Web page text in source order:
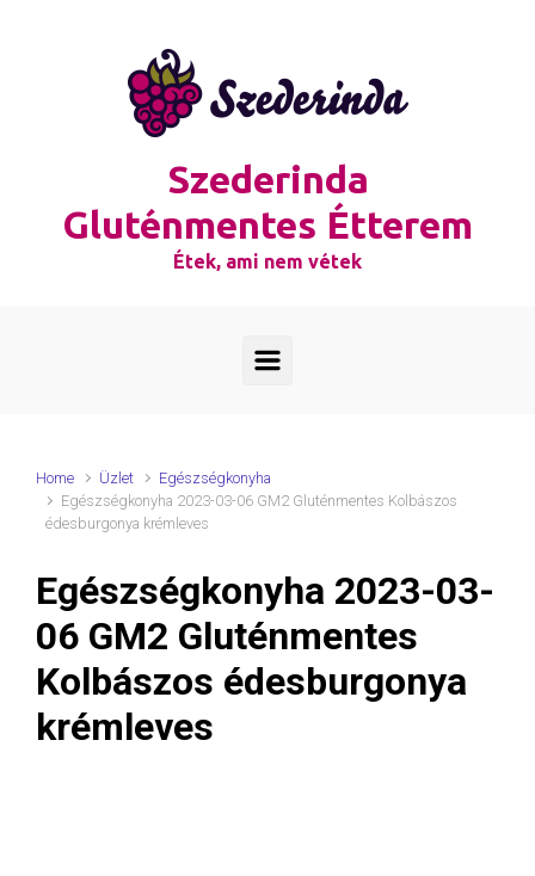
Szederinda
Gluténmentes Étterem
Étek, ami nem vétek
Home Üzlet
Egészségkonyha
Egészségkonyha 2023-03-06 GM2 Gluténmentes Kolbászos
édesburgonya krémleves
Egészségkonyha 2023-03-
06 GM2 Gluténmentes
Kolbászos édesburgonya
krémleves